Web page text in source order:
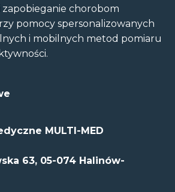
zapobieganie chorobom
pomocy spersonalizowanych
i mobilnych metod pomiaru
MULTI-MED
63, 05-074 Halinów-